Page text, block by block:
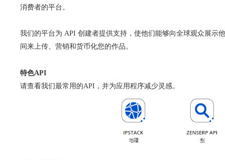
消费者的平台。
我们的平台为 API 创建者提供支持，使他们能够向全球观众展示
间来上传、营销和货币化您的作品。
特色API
请查看我们最常用的API，并为应用程序减少灵感。